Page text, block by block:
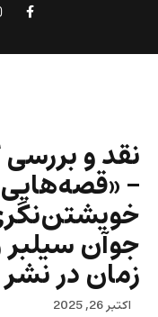
نقد و
– «قصه‌هایی
جوآن سیلبر
زمان در
اکتبر 26, 2025